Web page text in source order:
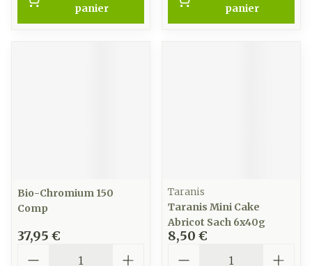
panier
panier
Bio-Chromium 150
Comp
37,95 €
Taranis
Taranis Mini Cake
Abricot Sach 6x40g
8,50 €